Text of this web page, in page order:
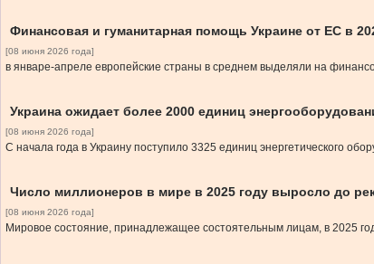
Финансовая и гуманитарная помощь Украине от ЕС в
[08 июня 2026 года]
в январе-апреле европейские страны в среднем выделяли на
Украина ожидает более 2000 единиц
[08 июня 2026 года]
С начала года в Украину поступило 3325 единиц энергетического
Число миллионеров в мире в 2025 году выросло до
[08 июня 2026 года]
Мировое состояние, принадлежащее состоятельным лицам, в 2025